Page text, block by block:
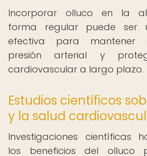
Incorporar olluco en la
forma regular puede ser
efectiva para mantener
presión arterial y
cardiovascular a largo plazo.
Estudios científicos
y la salud
Investigaciones científicas
los beneficios del olluco